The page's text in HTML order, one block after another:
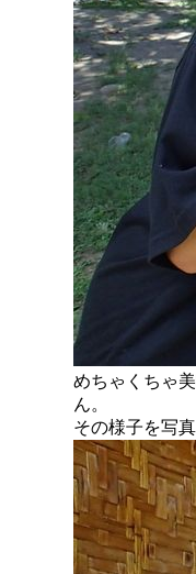
めちゃくちゃ
ん。
その様子を写